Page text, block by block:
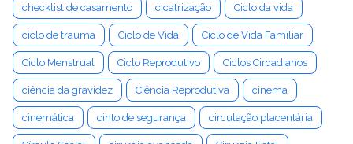
checklist de casamento cicatrização Ciclo da vida
ciclo de trauma Ciclo de Vida Ciclo de Vida Familiar
Ciclo Menstrual Ciclo Reprodutivo Ciclos Circadianos
ciência da gravidez Ciência Reprodutiva cinema
cinemática cinto de segurança circulação placentária